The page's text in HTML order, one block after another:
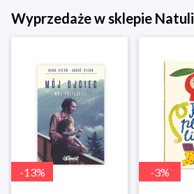
Wyprzedaże w sklepie Natuli
-13% -3%